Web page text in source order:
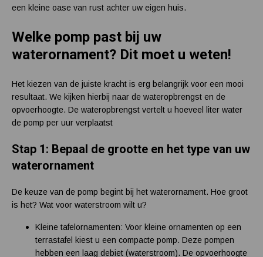
een kleine oase van rust achter uw eigen huis.
Welke pomp past bij uw
waterornament? Dit moet u weten!
Het kiezen van de juiste kracht is erg belangrijk voor een mooi
resultaat. We kijken hierbij naar de wateropbrengst en de
opvoerhoogte. De wateropbrengst vertelt u hoeveel liter water
de pomp per uur verplaatst
Stap 1: Bepaal de grootte en het type van uw
waterornament
De keuze van de pomp begint bij het waterornament. Hoe groot
is het? Wat voor waterstroom wilt u?
Kleine tafelornamenten: Voor kleine ornamenten op een
terrastafel kiest u een compacte pomp. Deze pompen
hebben een laag debiet (waterstroom). De opvoerhoogte